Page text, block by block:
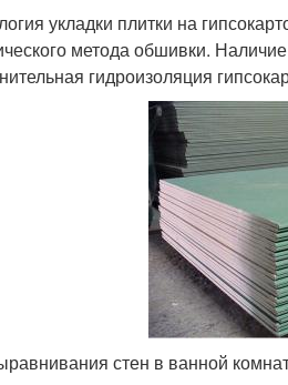
укладки плитки на
метода обшивки.
гидроизоляция
стен в ванной